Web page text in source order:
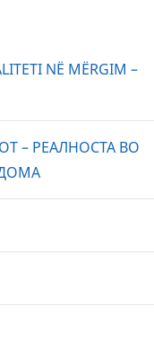
NË MËRGIM –
– РЕАЛНОСТА ВО